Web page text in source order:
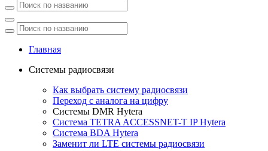
Главная
Системы радиосвязи
Как выбрать систему радиосвязи
Переход с аналога на цифру
Системы DMR Hytera
Система TETRA ACCESSNET-T IP Hytera
Система BDA Hytera
Заменит ли LTE системы радиосвязи